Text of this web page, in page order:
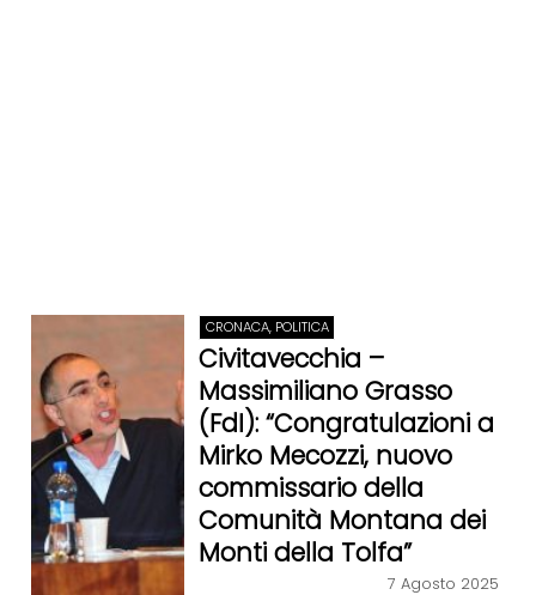
CRONACA, POLITICA
Civitavecchia –
Massimiliano Grasso
(FdI): “Congratulazioni a
Mirko Mecozzi, nuovo
commissario della
Comunità Montana dei
Monti della Tolfa”
7 Agosto 2025